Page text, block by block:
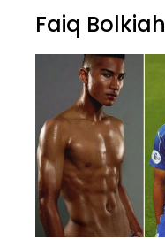
Faiq Bolkiah